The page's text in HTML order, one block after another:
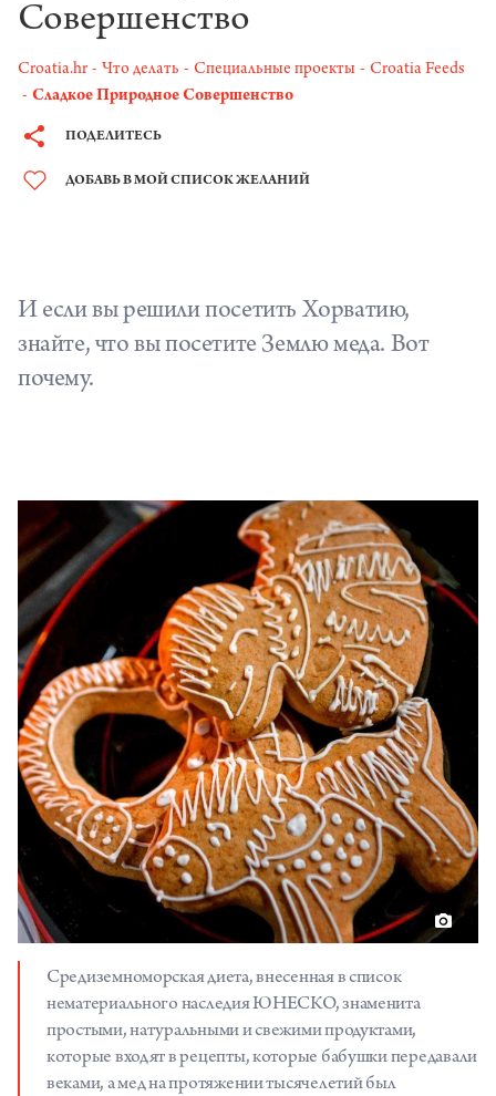
Совершенство
Croatia.hr Что делать Специальные проекты
Croatia Feeds
Сладкое Природное Совершенство
ПОДЕЛИТЕСЬ
ДОБАВЬ В МОЙ СПИСОК ЖЕЛАНИЙ
И если вы решили посетить Хорватию,
знайте, что вы посетите Землю меда. Вот
почему.
Средиземноморская диета, внесенная в список
нематериального наследия ЮНЕСКО, знаменита
простыми, натуральными и свежими продуктами,
которые входят в рецепты, которые бабушки передавали
веками, а мед на протяжении тысячелетий был